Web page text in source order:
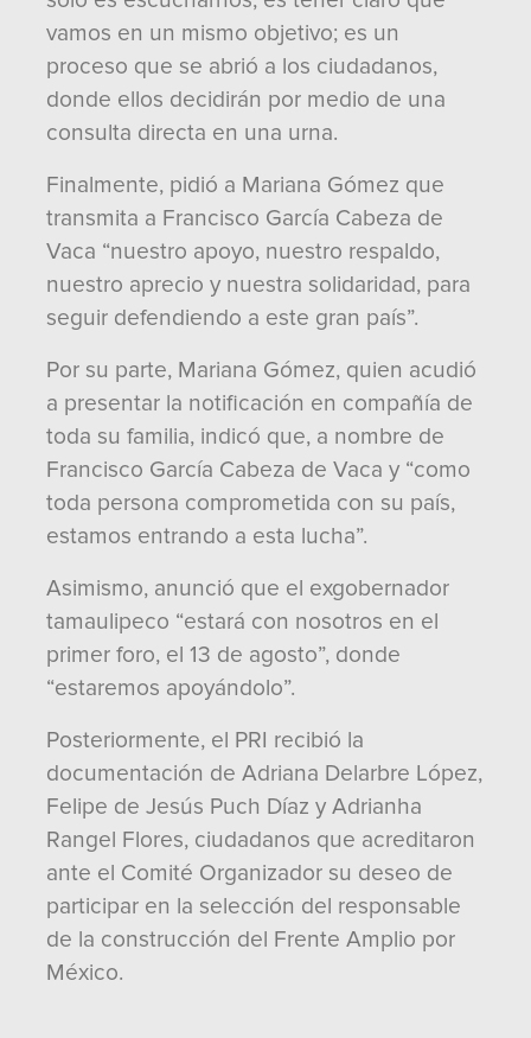
vamos en un mismo objetivo; es un
proceso que se abrió a los ciudadanos,
donde ellos decidirán por medio de una
consulta directa en una urna.
Finalmente, pidió a Mariana Gómez que
transmita a Francisco García Cabeza de
Vaca “nuestro apoyo, nuestro respaldo,
nuestro aprecio y nuestra solidaridad, para
seguir defendiendo a este gran país”.
Por su parte, Mariana Gómez, quien acudió
a presentar la notificación en compañía de
toda su familia, indicó que, a nombre de
Francisco García Cabeza de Vaca y “como
toda persona comprometida con su país,
estamos entrando a esta lucha”.
Asimismo, anunció que el exgobernador
tamaulipeco “estará con nosotros en el
primer foro, el 13 de agosto”, donde
“estaremos apoyándolo”.
Posteriormente, el PRI recibió la
documentación de Adriana Delarbre López,
Felipe de Jesús Puch Díaz y Adrianha
Rangel Flores, ciudadanos que acreditaron
ante el Comité Organizador su deseo de
participar en la selección del responsable
de la construcción del Frente Amplio por
México.